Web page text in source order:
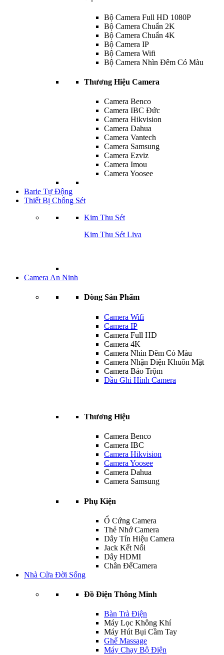
Bộ Camera Full HD 1080P
Bộ Camera Chuẩn 2K
Bộ Camera Chuẩn 4K
Bộ Camera IP
Bộ Camera Wifi
Bộ Camera Nhìn Đêm Có Màu
Thương Hiệu Camera
Camera Benco
Camera IBC Đức
Camera Hikvision
Camera Dahua
Camera Vantech
Camera Samsung
Camera Ezviz
Camera Imou
Camera Yoosee
Barie Tự Động
Thiết Bị Chống Sét
Kim Thu Sét
Kim Thu Sét Liva
Camera An Ninh
Dòng Sản Phẩm
Camera Wifi
Camera IP
Camera Full HD
Camera 4K
Camera Nhìn Đêm Có Màu
Camera Nhận Diện Khuôn Mặt
Camera Báo Trộm
Đầu Ghi Hình Camera
Thương Hiệu
Camera Benco
Camera IBC
Camera Hikvision
Camera Yoosee
Camera Dahua
Camera Samsung
Phụ Kiện
Ổ Cứng Camera
Thẻ Nhớ Camera
Dây Tín Hiệu Camera
Jack Kết Nối
Dây HDMI
Chân ĐếCamera
Nhà Cửa Đời Sống
Đồ Điện Thông Minh
Bàn Trà Điện
Máy Lọc Không Khí
Máy Hút Bụi Cầm Tay
Ghế Massage
Máy Chạy Bộ Điện